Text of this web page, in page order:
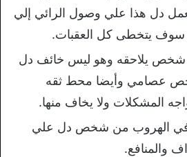
دل هذا علي وصول الرائي إلي
سوف يتخطى كل العقبات.
شخص يلاحقه وهو ليس خائف دل
عصامي وأيضا محط ثقه
المشكلات ولا يخاف منها.
في الهروب من شخص دل علي
والمنافع.